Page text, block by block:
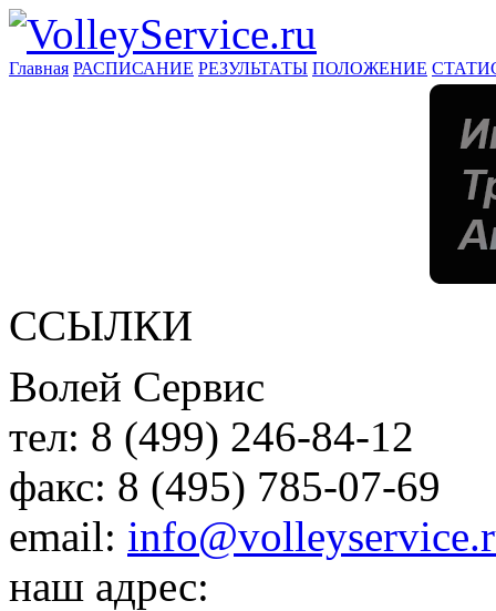
Главная РАСПИСАНИЕ РЕЗУЛЬТАТЫ ПОЛОЖЕНИЕ
ССЫЛКИ
Волей Сервис
тел: 8 (499) 246-84-12
факс: 8 (495) 785-07-69
email:
наш адрес: